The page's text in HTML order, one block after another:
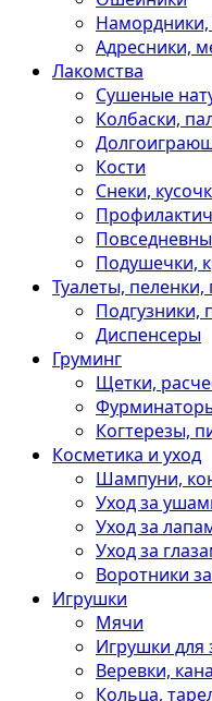
Намордники,
Адресники,
Лакомства
Сушеные
Колбаски,
Кости
Снеки,
Подушечки,
Туалеты, пеленки,
Подгузники,
Диспенсеры
Груминг
Щетки,
Когтерезы,
Косметика и уход
Шампуни,
Уход за
Уход за
Уход за
Воротники
Игрушки
Мячи
Игрушки для
Веревки,
Кольца,